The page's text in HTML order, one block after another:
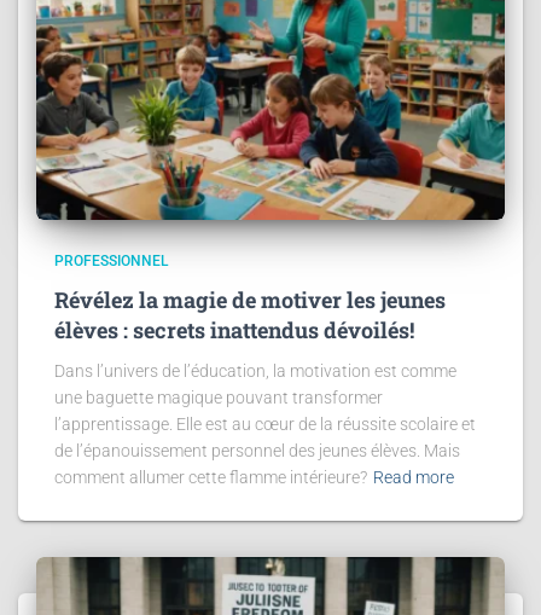
PROFESSIONNEL
Révélez la magie de motiver les jeunes
élèves : secrets inattendus dévoilés!
Dans l’univers de l’éducation, la motivation est comme
une baguette magique pouvant transformer
l’apprentissage. Elle est au cœur de la réussite scolaire et
de l’épanouissement personnel des jeunes élèves. Mais
comment allumer cette flamme intérieure? Read more